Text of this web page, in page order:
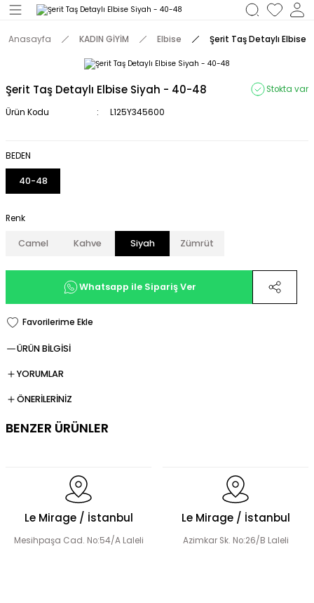
Geri Dön
Anasayfa KADIN GİYİM Elbise Şerit Taş Detaylı Elbise
Şerit Taş Detaylı Elbise Siyah - 40-48 Stokta var
Ürün Kodu L125Y345600
BEDEN
40-48
Renk
Camel Kahve Siyah Zümrüt
Whatsapp ile Sipariş Ver
ÜRÜN BİLGİSİ
YORUMLAR
ÖNERİLERİNİZ
BENZER ÜRÜNLER
Le Mirage / İstanbul
Mesihpaşa Cad. No:54/A Laleli
Le Mirage / İstanbul
Azimkar Sk. No:26/B Laleli